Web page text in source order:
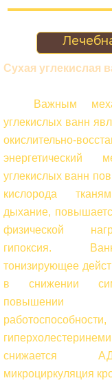
Сухая углекислая
Важным
углекислых ванн
окислительно-
энергетический
углекислых ванн
кислорода
дыхание,
физической
гипоксия.
тонизирующее
в снижении
повышении
снижается
микроциркуляция